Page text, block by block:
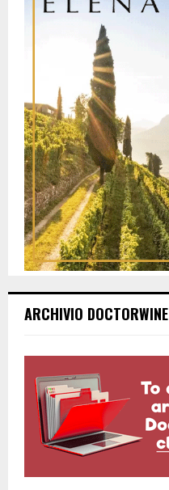
ARCHIVIO DOCTORWINE